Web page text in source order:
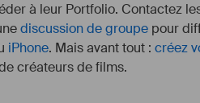
à leur Portfolio. Contactez
discussion de groupe pour
iPhone. Mais avant tout : créez
créateurs de films.